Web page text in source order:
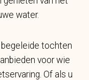
water.
begeleide tochten
voor wie
Of als u